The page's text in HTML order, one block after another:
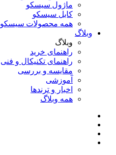
ماژول سیسکو
کابل سیسکو
همه محصولات سیسکو
وبلاگ
وبلاگ
راهنمای خرید
راهنمای تکنیکال و فنی
مقایسه و بررسی
آموزشی
اخبار و ترندها
همه وبلاگ